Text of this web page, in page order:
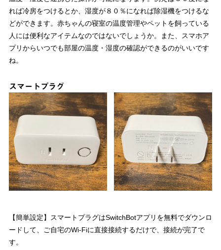
れば冷房をつけるとか、湿度が８０％になれば除湿機をつけるな
どができます。赤ちゃんの寝室の温度管理やペットを飼っている
人には便利なアイテムなのではないでしょうか。また、スマホア
プリからいつでも部屋の温度・湿度の確認ができるのがいいです
ね。
スマートプラグ
【簡単設定】スマートプラグはSwitchBotアプリを無料でダウンロ
ードして、ご自宅のWi-Fiに直接接続するだけで、接続が完了で
す。